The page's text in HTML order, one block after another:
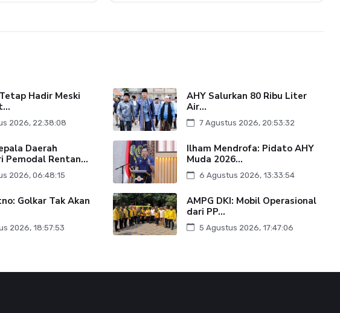
Hadir Meski
2026, 22:38:08
AHY Salurkan 80 Ribu Liter
Air...
7 Agustus 2026, 20:53:32
Daerah
Pemodal Rentan...
2026, 06:48:15
Ilham Mendrofa: Pidato AHY
Muda 2026...
6 Agustus 2026, 13:33:54
Golkar Tak Akan
2026, 18:57:53
AMPG DKI: Mobil Operasional
dari PP...
5 Agustus 2026, 17:47:06